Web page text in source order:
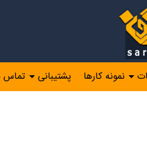
نمونه کارها پشتیبانی تماس